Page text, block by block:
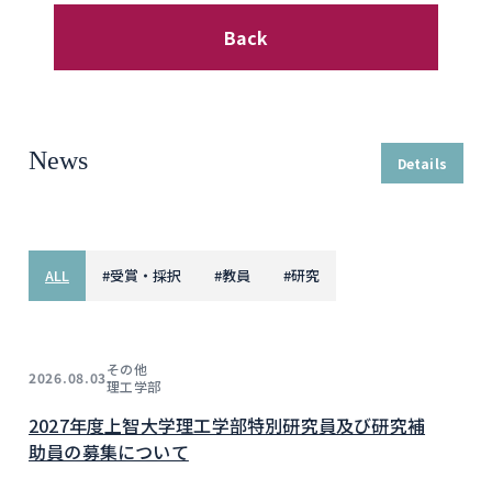
Back
News Details
ALL #受賞・採択 #教員 #研究
2026.08.03その他
理工学部
2027年度上智大学理工学部特別研究員及び研究補
助員の募集について